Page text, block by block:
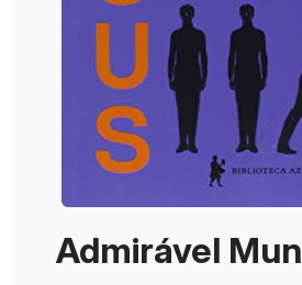
Admirável